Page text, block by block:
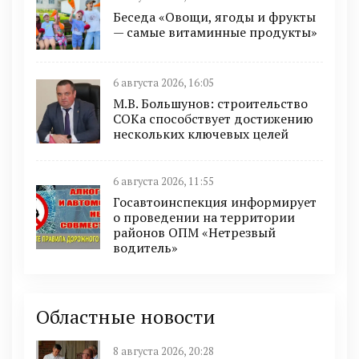
Беседа «Овощи, ягоды и фрукты
— самые витаминные продукты»
6 августа 2026, 16:05
М.В. Большунов: строительство
СОКа способствует достижению
нескольких ключевых целей
6 августа 2026, 11:55
Госавтоинспекция информирует
о проведении на территории
районов ОПМ «Нетрезвый
водитель»
Областные новости
8 августа 2026, 20:28